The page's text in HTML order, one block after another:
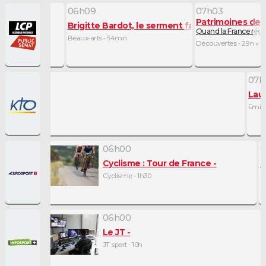
06h09
Brigitte Bardot, le serment fait aux animaux
Beaux-arts - 54mn
07h03
Patrimoines de
Quand la France
Découvertes - 29mn
06h00
Cyclisme : Tour de France
Cyclisme - 1h30
06h00
Le JT
JT sport - 10h